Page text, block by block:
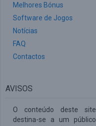
Melhores Bónus
Software de Jogos
Notícias
FAQ
Contactos
AVISOS
O conteúdo deste site
destina-se a um público